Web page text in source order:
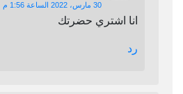
30 مارس، 2022 الساعة 1:56 م
انا اشتري حضرتك
رد